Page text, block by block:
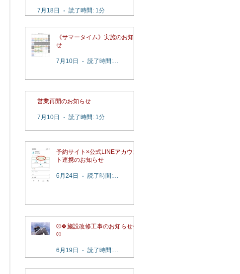
7月18日 読了時間: 1分
《サマータイム》実施のお知ら
せ
7月10日 読了時間: 2分
営業再開のお知らせ
7月10日 読了時間: 1分
予約サイト×公式LINEアカウン
ト連携のお知らせ
6月24日 読了時間: 1分
⚾️🍀施設改修工事のお知らせ🍀
⚾️
6月19日 読了時間: 1分